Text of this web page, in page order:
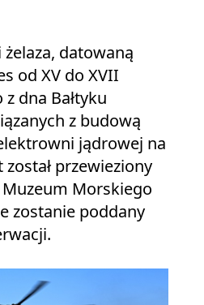
żelaza, datowaną
od XV do XVII
dna Bałtyku
z budową
jądrowej na
przewieziony
Morskiego
zostanie poddany